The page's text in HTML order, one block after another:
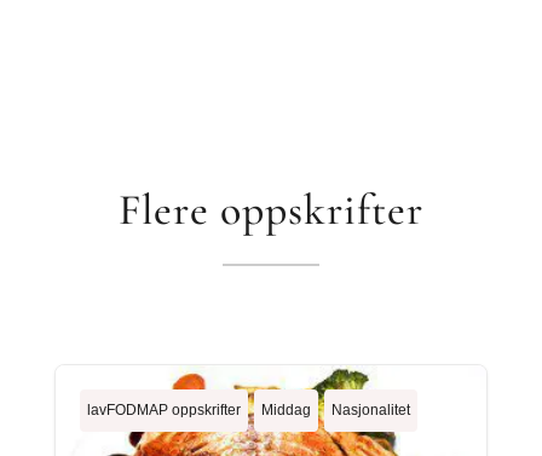
Flere oppskrifter
lavFODMAP oppskrifter Middag Nasjonalitet